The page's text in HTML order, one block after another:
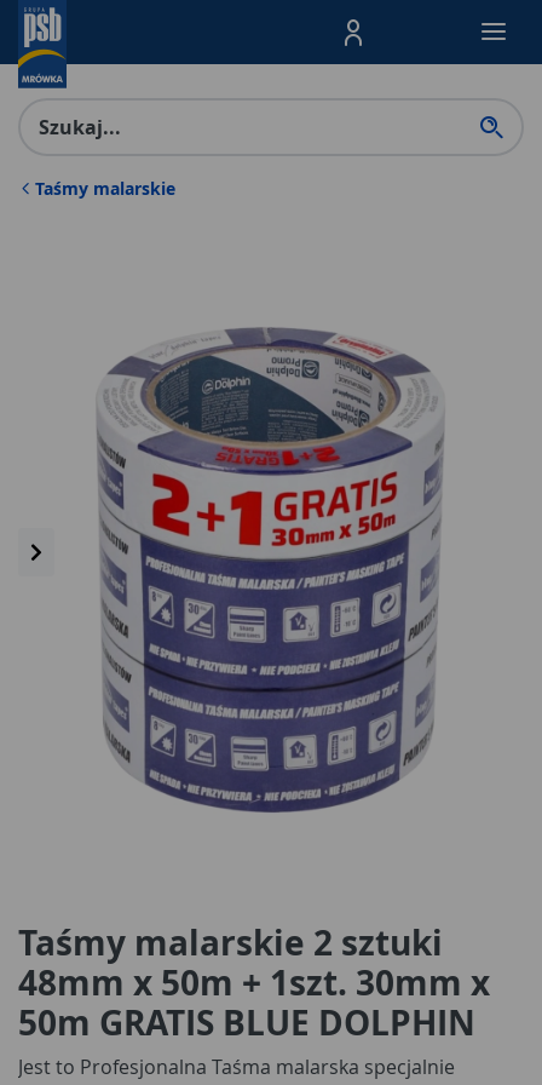
Menu Produktów,
Taśmy malarskie
Taśmy malarskie 2 sztuki
48mm x 50m + 1szt. 30mm x
50m GRATIS BLUE DOLPHIN
Jest to Profesjonalna Taśma malarska specjalnie